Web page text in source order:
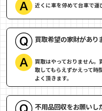
近くに車を停めて台車で運
買取希望の家財があり
買取はやっておりません
取してもらえずかえって時
よく頂きます。
不用品回収をお願いし